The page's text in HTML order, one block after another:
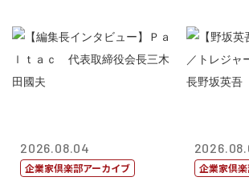
2026.08.04
企業家倶楽部アーカイブ 企業家倶